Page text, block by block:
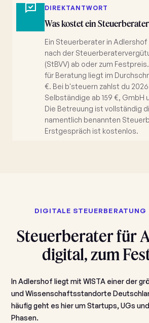
DIREKTANTWORT
Was kostet ein
Ein Steuerberater in
nach der
(StBVV) ab oder zum
für Beratung liegt im
€. Bei b'steuern zahlst du
Selbständige ab 159 €, GmbH
Die Betreuung ist vollständig
namentlich benannten
Erstgespräch ist kostenlos.
DIGITALE STEUERBERATUNG
Steuerberater für
digital, zum
In Adlershof liegt mit WISTA einer der
und Wissenschaftsstandorte
häufig geht es hier um Startups, UGs
Phasen.